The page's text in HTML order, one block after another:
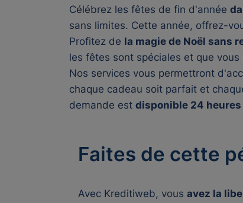
Célébrez les fêtes de fin d'année
sans limites. Cette année, offrez-
Profitez de la magie de Noël sans
les fêtes sont spéciales et que
Nos services vous permettront
chaque cadeau soit parfait et
demande est disponible 24 heures
Faites de cette
Avec Kreditiweb, vous avez la